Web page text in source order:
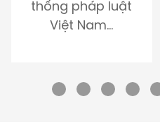
thống pháp luật
Việt Nam…